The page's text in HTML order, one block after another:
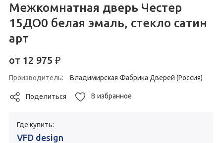
Межкомнатная дверь Честер
15ДО0 белая эмаль, стекло сатин
арт
Поделиться В избранное
Производитель: Владимирская Фабрика Дверей (Россия)
от 12 975 ₽
Где купить:
VFD design